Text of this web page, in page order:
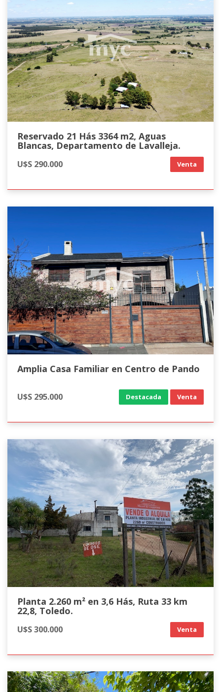
Reservado 21 Hás 3364 m2, Aguas
Blancas, Departamento de Lavalleja.
U$S 290.000 Venta
Amplia Casa Familiar en Centro de Pando
U$S 295.000 Destacada Venta
Planta 2.260 m² en 3,6 Hás, Ruta 33 km
22,8, Toledo.
U$S 300.000 Venta